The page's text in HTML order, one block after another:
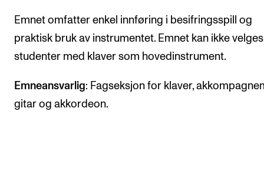
Velferd og helse
Mangfold og likestilling
AKTUELT
Emnet omfatter enkel innføring i besifringsspill og
praktisk bruk av instrumentet. Emnet kan ikke
studenter med klaver som hovedinstrument.
Emneansvarlig: Fagseksjon for klaver,
gitar og akkordeon.